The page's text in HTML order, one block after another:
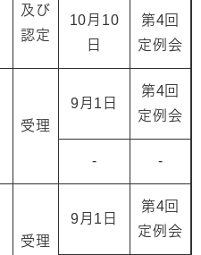
及び
認定
10月10
日
第4回
定例会
受理
9月1日
第4回
定例会
- -
受理
9月1日
第4回
定例会